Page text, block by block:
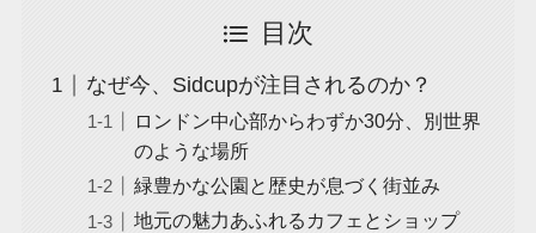
目次
なぜ今、Sidcupが注目されるのか？
ロンドン中心部からわずか30分、別世界
のような場所
緑豊かな公園と歴史が息づく街並み
地元の魅力あふれるカフェとショップ